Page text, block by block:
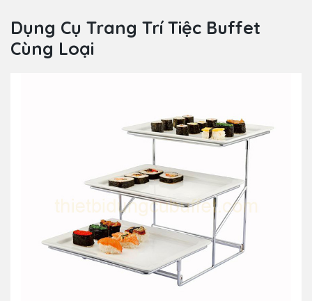
Dụng Cụ Trang Trí Tiệc Buffet
Cùng Loại